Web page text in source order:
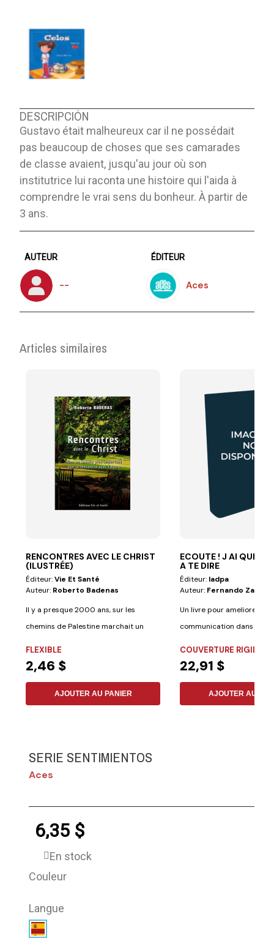
DESCRIPCIÓN
Gustavo était malheureux car il ne possédait
pas beaucoup de choses que ses camarades
de classe avaient, jusqu'au jour où son
institutrice lui raconta une histoire qui l'aida à
comprendre le vrai sens du bonheur. À partir de
3 ans.
AUTEUR
--
ÉDITEUR
Aces
Articles similaires
RENCONTRES AVEC LE CHRIST
(ILUSTRÉE)
Éditeur:Vie Et Santé
Auteur: Roberto Badenas
Il y a presque 2000 ans, sur les
chemins de Palestine marchait un
FLEXIBLE
2,46 $
AJOUTER AU PANIER
ECOUTE ! J AI
A TE DIRE
Éditeur: Iadpa
Auteur: Fernando Zabala
Un livre pour ameliorer la
communication dans la
COUVERTURE RIGIDE
22,91 $
AJOUTER AU
SERIE SENTIMIENTOS
Aces
6,35 $
En stock
Couleur
Langue